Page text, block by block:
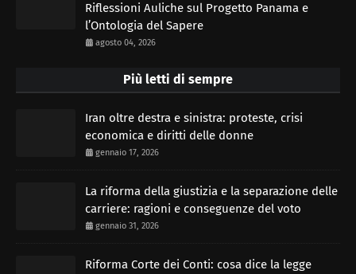
Riflessioni Auliche sul Progetto Panama e
l’Ontologia del Sapere
agosto 04, 2026
Più letti di sempre
Iran oltre destra e sinistra: proteste, crisi
economica e diritti delle donne
gennaio 17, 2026
La riforma della giustizia e la separazione delle
carriere: ragioni e conseguenze del voto
gennaio 31, 2026
Riforma Corte dei Conti: cosa dice la legge